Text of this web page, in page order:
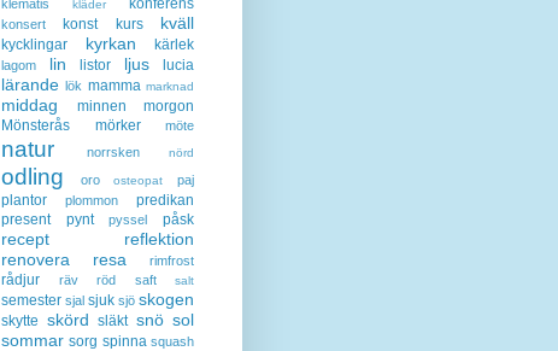
klematis kläder konferens
konsert konst kurs kväll
kycklingar kyrkan kärlek
lagom lin listor ljus lucia
lärande lök mamma marknad
middag minnen
morgon
Mönsterås
mörker möte
natur norrsken nörd
odling oro osteopat paj
plantor plommon
predikan
present
pynt pyssel påsk
recept
reflektion
renovera
resa rimfrost
rådjur räv röd saft salt
semester sjal sjuk sjö skogen
skytte skörd släkt snö sol
sommar sorg spinna squash